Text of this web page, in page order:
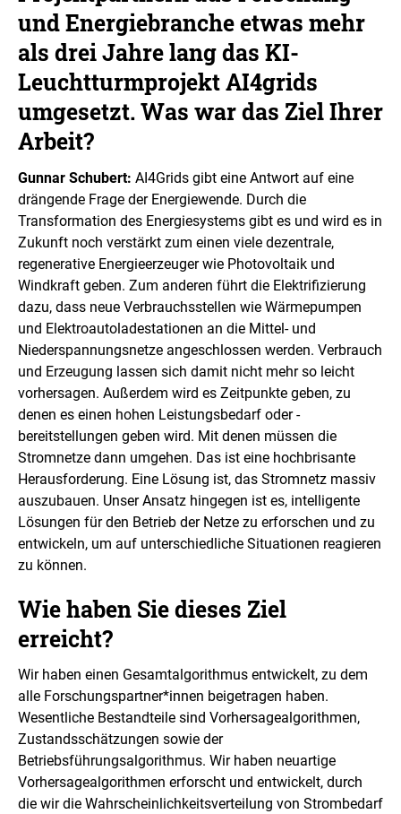
i
n
r
v
e
r
g
r
ß
e
r
e
n
D
a
r
s
t
l
l
u
n
g
und Energiebranche etwas mehr
als drei Jahre lang das KI-
LeuchtturmprojektAI4grids
umgesetzt. Was war das Ziel Ihrer
Arbeit?
Gunnar Schubert: AI4Grids gibt eine Antwort auf eine
drängende Frage der Energiewende. Durch die
Transformation des Energiesystems gibt es und wird es in
Zukunft noch verstärkt zum einen viele dezentrale,
regenerative Energieerzeuger wie Photovoltaik und
Windkraft geben. Zum anderen führt die Elektrifizierung
dazu, dass neue Verbrauchsstellen wie Wärmepumpen
und Elektroautoladestationen an die Mittel- und
Niederspannungsnetze angeschlossen werden. Verbrauch
und Erzeugung lassen sich damit nicht mehr so leicht
vorhersagen. Außerdem wird es Zeitpunkte geben, zu
denen es einen hohen Leistungsbedarf oder -
bereitstellungen geben wird. Mit denen müssen die
Stromnetze dann umgehen. Das ist eine hochbrisante
Herausforderung. Eine Lösung ist, das Stromnetz massiv
auszubauen. Unser Ansatz hingegen ist es, intelligente
Lösungen für den Betrieb der Netze zu erforschen und zu
entwickeln, um auf unterschiedliche Situationen reagieren
zu können.
Wie haben Sie dieses Ziel
erreicht?
Wir haben einen Gesamtalgorithmus entwickelt, zu dem
alle Forschungspartner*innen beigetragen haben.
Wesentliche Bestandteile sind Vorhersagealgorithmen,
Zustandsschätzungen sowie der
Betriebsführungsalgorithmus. Wir haben neuartige
Vorhersagealgorithmen erforscht und entwickelt, durch
die wir die Wahrscheinlichkeitsverteilung von Strombedarf